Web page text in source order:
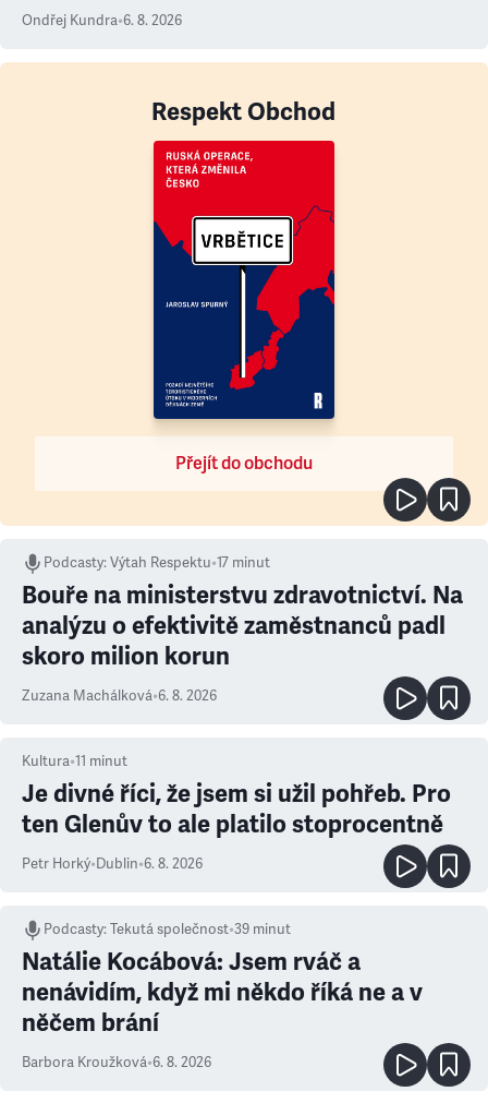
Ondřej Kundra•6. 8. 2026
Respekt Obchod
Přejít do obchodu
Podcasty:Výtah Respektu•17 minut
Bouře na ministerstvu zdravotnictví. Na
analýzu o efektivitě zaměstnanců padl
skoro milion korun
Zuzana Machálková•6. 8. 2026
Kultura•11 minut
Je divné říci, že jsem si užil pohřeb. Pro
ten Glenův to ale platilo stoprocentně
Petr Horký•Dublin•6. 8. 2026
Podcasty:Tekutá společnost•39 minut
Natálie Kocábová: Jsem rváč a
nenávidím, když mi někdo říká ne a v
něčem brání
Barbora Kroužková•6. 8. 2026